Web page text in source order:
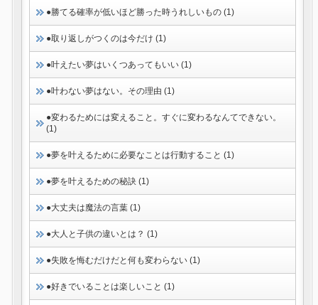
●勝てる確率が低いほど勝った時うれしいもの (1)
●取り返しがつくのは今だけ (1)
●叶えたい夢はいくつあってもいい (1)
●叶わない夢はない。その理由 (1)
●変わるためには変えること。すぐに変わるなんてできない。
(1)
●夢を叶えるために必要なことは行動すること (1)
●夢を叶えるための秘訣 (1)
●大丈夫は魔法の言葉 (1)
●大人と子供の違いとは？ (1)
●失敗を悔むだけだと何も変わらない (1)
●好きでいることは楽しいこと (1)